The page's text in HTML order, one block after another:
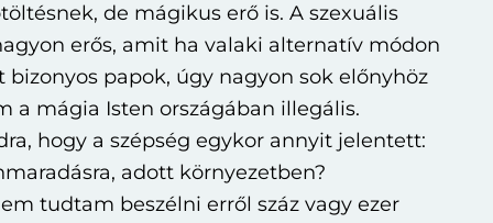
de mágikus erő is. A szexuális
erős, amit ha valaki alternatív módon
papok, úgy nagyon sok előnyhöz
a mágia Isten országában illegális.
hogy a szépség egykor annyit jelentett:
adott környezetben?
tudtam beszélni erről száz vagy ezer